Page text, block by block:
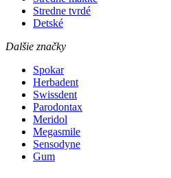
Stredne tvrdé
Detské
Dalšie značky
Spokar
Herbadent
Swissdent
Parodontax
Meridol
Megasmile
Sensodyne
Gum